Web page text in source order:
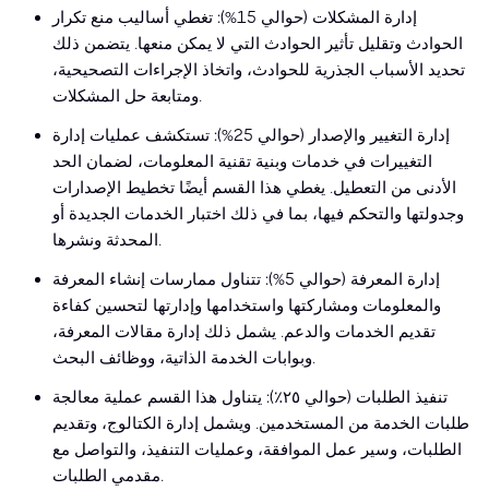
إدارة المشكلات (حوالي 15%): تغطي أساليب منع تكرار
الحوادث وتقليل تأثير الحوادث التي لا يمكن منعها. يتضمن ذلك
تحديد الأسباب الجذرية للحوادث، واتخاذ الإجراءات التصحيحية،
ومتابعة حل المشكلات.
إدارة التغيير والإصدار (حوالي 25%): تستكشف عمليات إدارة
التغييرات في خدمات وبنية تقنية المعلومات، لضمان الحد
الأدنى من التعطيل. يغطي هذا القسم أيضًا تخطيط الإصدارات
وجدولتها والتحكم فيها، بما في ذلك اختبار الخدمات الجديدة أو
المحدثة ونشرها.
إدارة المعرفة (حوالي 5%): تتناول ممارسات إنشاء المعرفة
والمعلومات ومشاركتها واستخدامها وإدارتها لتحسين كفاءة
تقديم الخدمات والدعم. يشمل ذلك إدارة مقالات المعرفة،
وبوابات الخدمة الذاتية، ووظائف البحث.
تنفيذ الطلبات (حوالي ٢٥٪): يتناول هذا القسم عملية معالجة
طلبات الخدمة من المستخدمين. ويشمل إدارة الكتالوج، وتقديم
الطلبات، وسير عمل الموافقة، وعمليات التنفيذ، والتواصل مع
مقدمي الطلبات.